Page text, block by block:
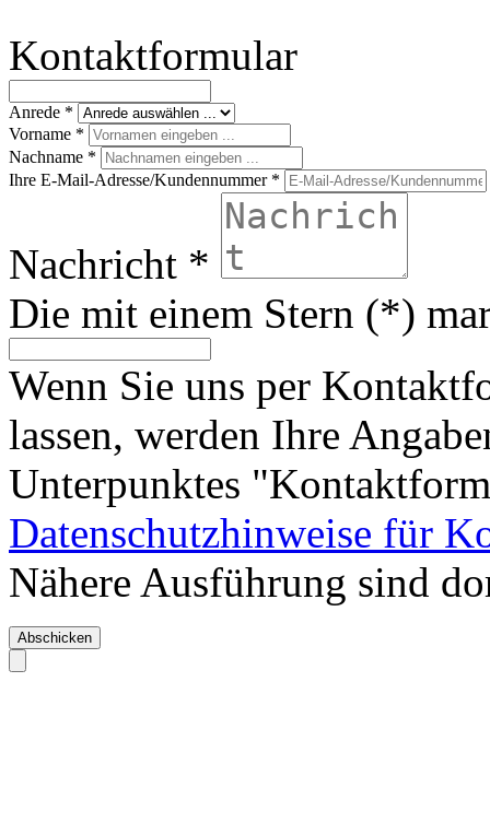
Kontaktformular
Anrede *
Vorname *
Nachname *
Ihre E-Mail-Adresse/Kundennummer *
Nachricht *
Die mit einem Stern (*)
Wenn Sie uns per
lassen, werden Ihre
Unterpunktes
Datenschutzhinweise für
Nähere Ausführung sind
Abschicken